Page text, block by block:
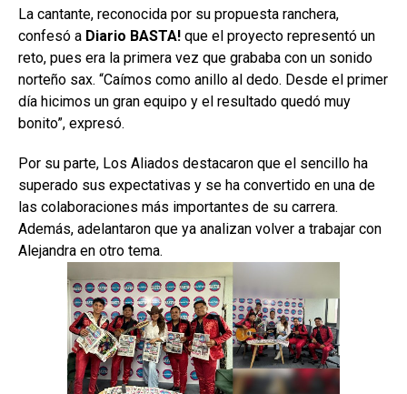
La cantante, reconocida por su propuesta ranchera,
confesó a Diario BASTA! que el proyecto representó un
reto, pues era la primera vez que grababa con un sonido
norteño sax. “Caímos como anillo al dedo. Desde el primer
día hicimos un gran equipo y el resultado quedó muy
bonito”, expresó.
Por su parte, Los Aliados destacaron que el sencillo ha
superado sus expectativas y se ha convertido en una de
las colaboraciones más importantes de su carrera.
Además, adelantaron que ya analizan volver a trabajar con
Alejandra en otro tema.